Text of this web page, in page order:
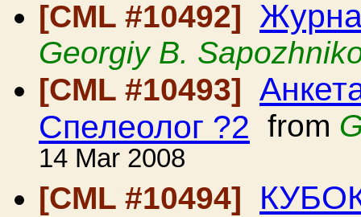
[CML #10492]
Georgiy B.
[CML #10493]
Спелеолог ?2 from
14 Mar 2008
[CML #10494]